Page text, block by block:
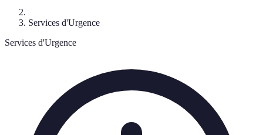
Services d'Urgence
Services d'Urgence